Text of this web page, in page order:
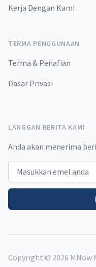
Kerja Dengan Kami
TERMA PENGGUNAAN
Terma & Penafian
Dasar Privasi
LANGGAN BERITA KAMI
Anda akan menerima
Email address
Copyright © 2026 MNow